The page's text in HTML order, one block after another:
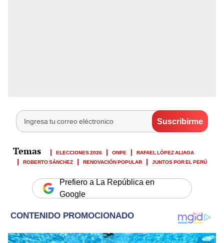
ELECCIONES 2026 ONPE
RAFAEL LÓPEZ ALIAGA
ROBERTO SÁNCHEZ
RENOVACIÓN POPULAR JUNTOS POR EL PERÚ
Prefiero a La República en
Google